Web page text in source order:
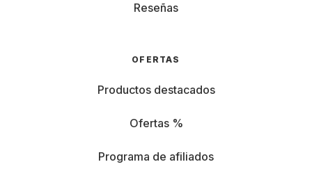
Reseñas
OFERTAS
Productos destacados
Ofertas %
Programa de afiliados